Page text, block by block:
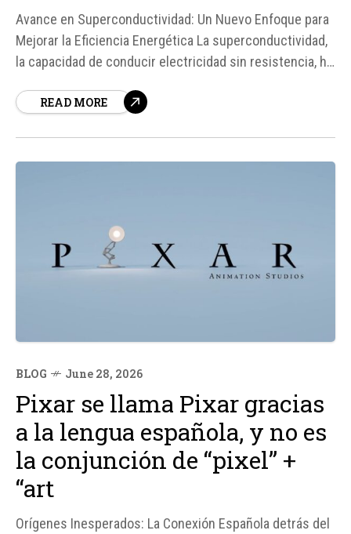
Avance en Superconductividad: Un Nuevo Enfoque para
Mejorar la Eficiencia Energética La superconductividad,
la capacidad de conducir electricidad sin resistencia, ha
comunidad científica debido a su potencial para
READ MORE
BLOG June 28, 2026
Pixar se llama Pixar gracias
a la lengua española, y no es
la conjunción de “pixel” +
“art
Orígenes Inesperados: La Conexión Española detrás del